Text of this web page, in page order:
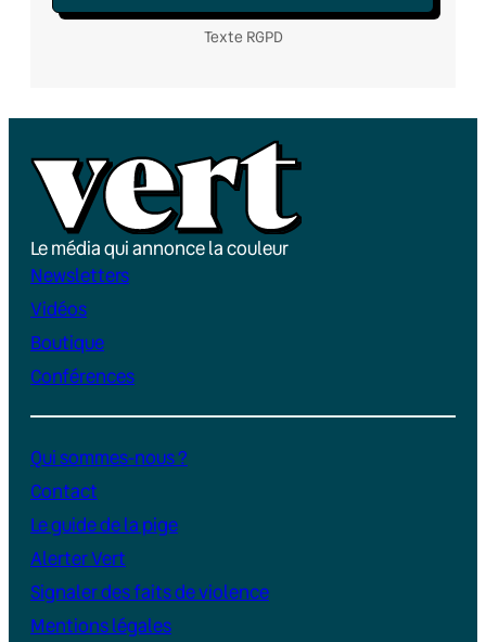
Texte RGPD
Le média qui annonce la couleur
Newsletters
Vidéos
Boutique
Conférences
Qui sommes-nous ?
Contact
Le guide de la pige
Alerter Vert
Signaler des faits de violence
Mentions légales